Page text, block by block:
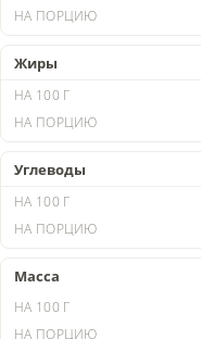
Жиры
Углеводы
Масса